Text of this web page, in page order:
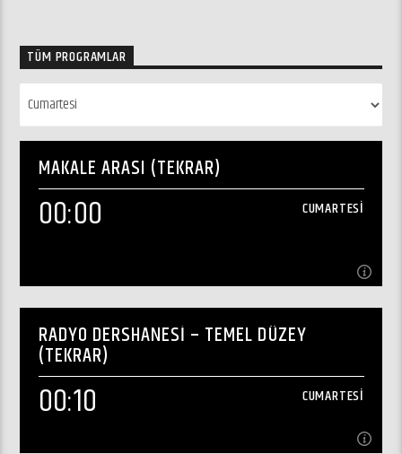
TÜM PROGRAMLAR
MAKALE ARASI (TEKRAR)
00:00 CUMARTESI
Özel FM Haftaiçi Hergün 12:30 ve 18:30 - Tekrarı: 00:00 (Pazar Hariç)
ozelfm@ozelfm.net
RADYO DERSHANESI – TEMEL DÜZEY
(TEKRAR)
00:10 CUMARTESI